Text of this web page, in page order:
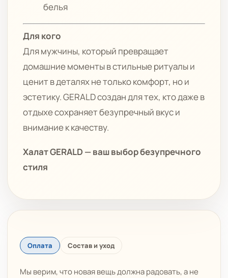
белья
Для кого
Для мужчины, который превращает
домашние моменты в стильные ритуалы и
ценит в деталях не только комфорт, но и
эстетику. GERALD создан для тех, кто даже в
отдыхе сохраняет безупречный вкус и
внимание к качеству.
Халат GERALD — ваш выбор безупречного
стиля
Оплата Состав и уход
Мы верим, что новая вещь должна радовать, а не